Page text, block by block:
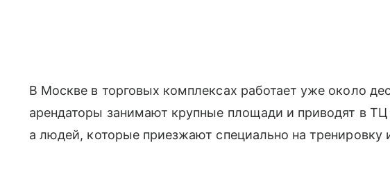
В Москве в торговых комплексах работает уже около
арендаторы занимают крупные площади и приводят в ТЦ
а людей, которые приезжают специально на тренировку